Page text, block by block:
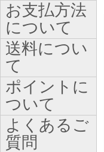
お支払方法
について
送料につい
て
ポイントに
ついて
よくあるご
質問